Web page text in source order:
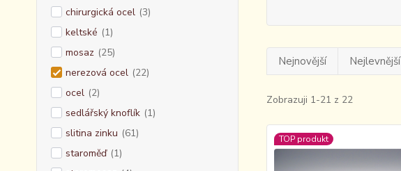
chirurgická ocel (3)
keltské (1)
mosaz (25)
nerezová ocel (22)
ocel (2)
sedlářský knoflík (1)
slitina zinku (61)
staroměď (1)
Nejnovější Nejlevnější
Zobrazuji 1-21 z 22
TOP produkt